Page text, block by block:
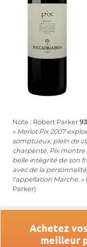
Note : Robert Parker
« Merlot Pix 2007
somptueux, plein de
charpenté, Pix
belle intégrité de son
avec de la
l'appellation Marche. »
Parker)
Achetez
meilleur